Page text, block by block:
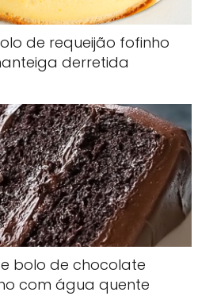
de requeijão fofinho
derretida
bolo de chocolate
com água quente